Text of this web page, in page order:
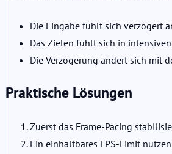
Die Eingabe fühlt sich verzögert
Das Zielen fühlt sich in
Die Verzögerung ändert sich mit
Praktische Lösungen
Zuerst das Frame-Pacing
Ein einhaltbares FPS-Limit